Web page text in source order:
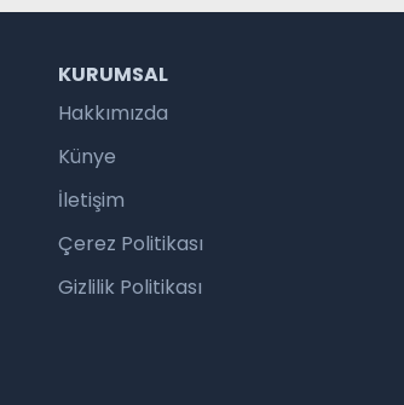
KURUMSAL
Hakkımızda
Künye
İletişim
Çerez Politikası
Gizlilik Politikası